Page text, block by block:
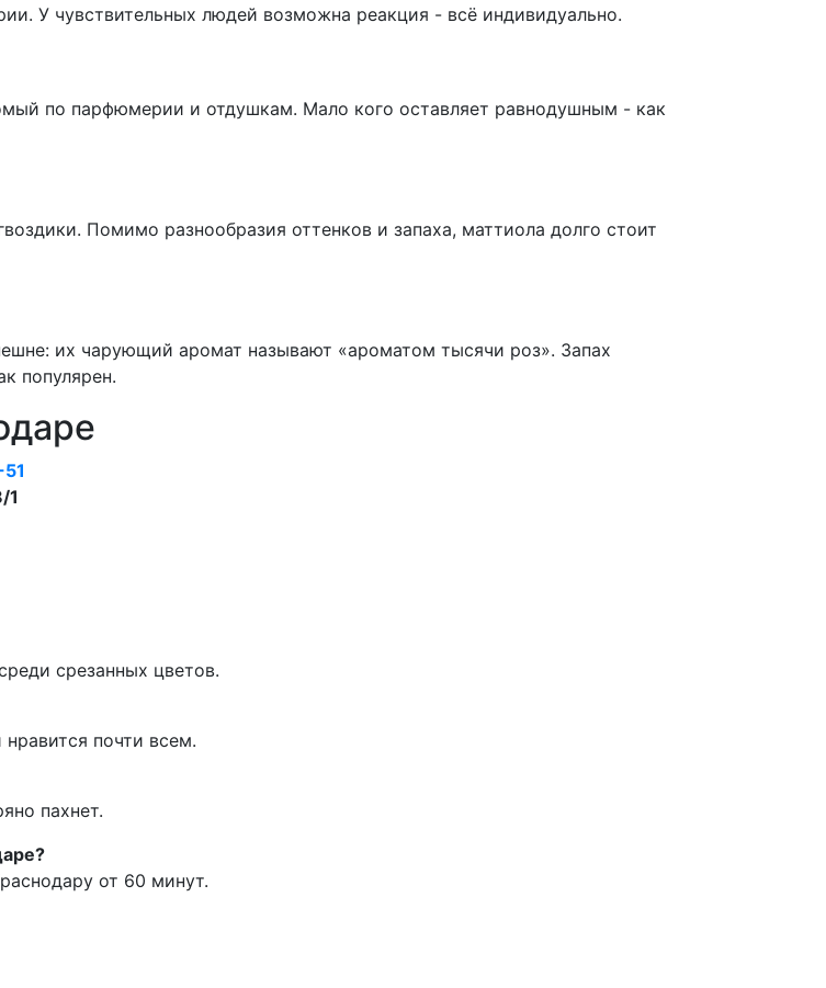
У чувствительных людей возможна реакция - всё индивидуально.
по парфюмерии и отдушкам. Мало кого оставляет равнодушным - как
Помимо разнообразия оттенков и запаха, маттиола долго стоит
их чарующий аромат называют «ароматом тысячи роз». Запах
популярен.
1
срезанных цветов.
почти всем.
пахнет.
от 60 минут.